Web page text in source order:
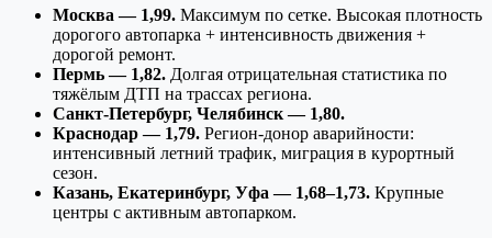
Москва — 1,99. Максимум по сетке. Высокая плотность
дорогого автопарка + интенсивность движения +
дорогой ремонт.
Пермь — 1,82. Долгая отрицательная статистика по
тяжёлым ДТП на трассах региона.
Санкт-Петербург, Челябинск — 1,80.
Краснодар — 1,79. Регион-донор аварийности:
интенсивный летний трафик, миграция в курортный
сезон.
Казань, Екатеринбург, Уфа — 1,68–1,73. Крупные
центры с активным автопарком.